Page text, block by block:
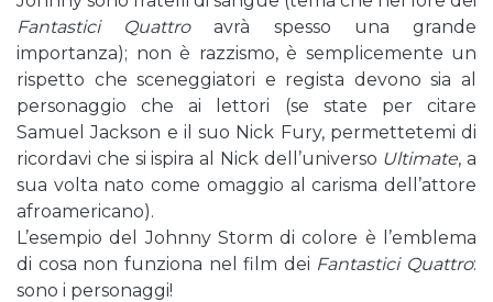
Fantastici Quattroavrà spesso una grande
importanza); non è razzismo, è semplicemente un
rispetto che sceneggiatori e regista devono sia al
personaggio che ai lettori (se state per citare
Samuel Jackson e il suo Nick Fury, permettetemi di
ricordavi che si ispira al Nick dell’universo Ultimate, a
sua volta nato come omaggio al carisma dell’attore
afroamericano).
L’esempio del Johnny Storm di colore è l’emblema
di cosa non funziona nel film dei Fantastici Quattro:
sono i personaggi!